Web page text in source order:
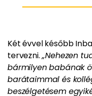
Két évvel később
tervezni.„Nehezen
bármilyen babának
barátaimmal és
beszélgetésem